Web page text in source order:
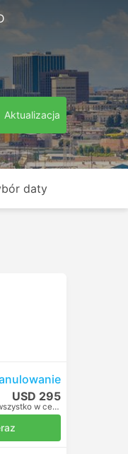
Aktualizacja
daty
USD 295
pojazd, wszystko w cenie